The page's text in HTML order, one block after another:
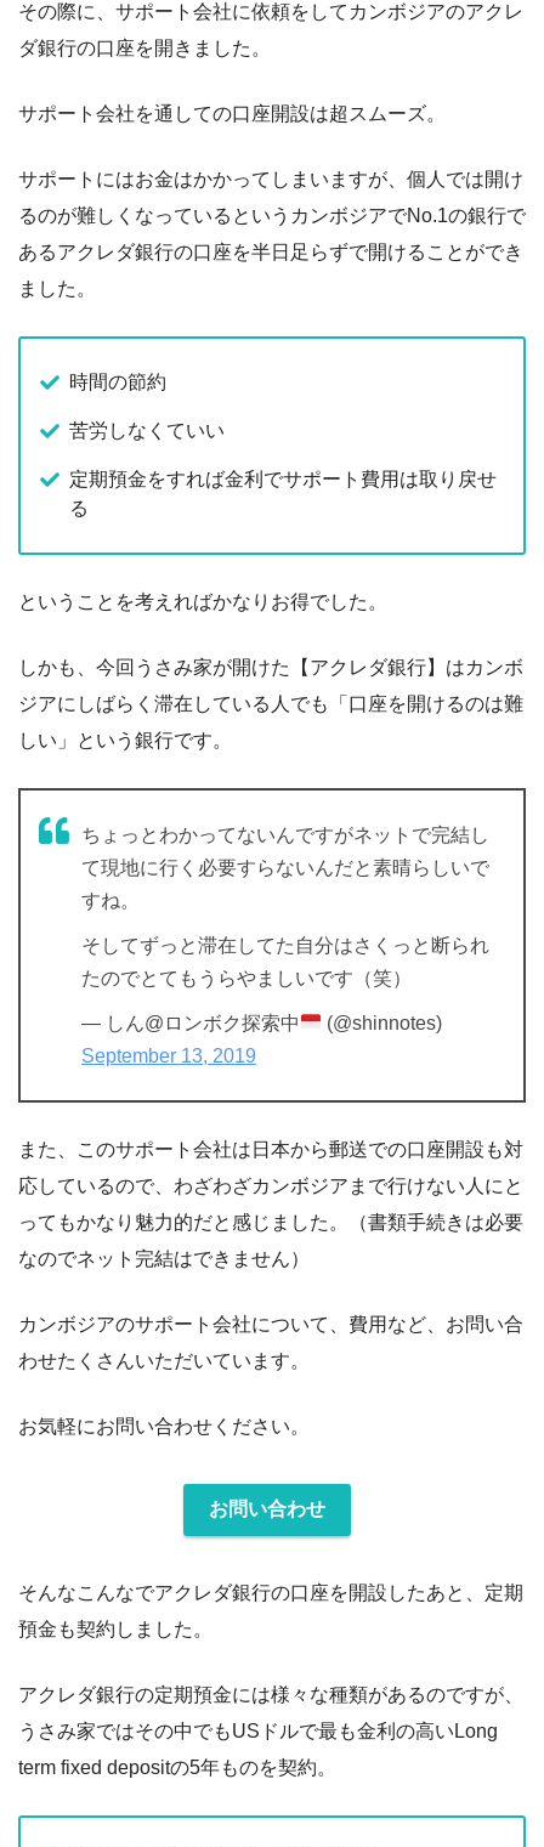
その際に、サポート会社に依頼をしてカンボジアのアクレ
ダ銀行の口座を開きました。
サポート会社を通しての口座開設は超スムーズ。
サポートにはお金はかかってしまいますが、個人では開け
るのが難しくなっているというカンボジアでNo.1の銀行で
あるアクレダ銀行の口座を半日足らずで開けることができ
ました。
時間の節約
苦労しなくていい
定期預金をすれば金利でサポート費用は取り戻せ
る
ということを考えればかなりお得でした。
しかも、今回うさみ家が開けた【アクレダ銀行】はカンボ
ジアにしばらく滞在している人でも「口座を開けるのは難
しい」という銀行です。
ちょっとわかってないんですがネットで完結し
て現地に行く必要すらないんだと素晴らしいで
すね。
そしてずっと滞在してた自分はさくっと断られ
たのでとてもうらやましいです（笑）
— しん@ロンボク探索中
(@shinnotes)
September 13, 2019
また、このサポート会社は日本から郵送での口座開設も対
応しているので、わざわざカンボジアまで行けない人にと
ってもかなり魅力的だと感じました。（書類手続きは必要
なのでネット完結はできません）
カンボジアのサポート会社について、費用など、お問い合
わせたくさんいただいています。
お気軽にお問い合わせください。
お問い合わせ
そんなこんなでアクレダ銀行の口座を開設したあと、定期
預金も契約しました。
アクレダ銀行の定期預金には様々な種類があるのですが、
うさみ家ではその中でもUSドルで最も金利の高いLong
term fixed depositの5年ものを契約。